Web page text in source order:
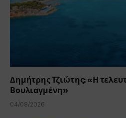
Δημήτρης Τζιώτης: «Η
Βουλιαγμένη»
04/08/2026